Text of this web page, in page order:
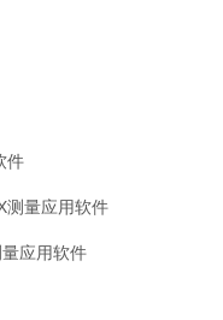
件
量应用软件
应用软件